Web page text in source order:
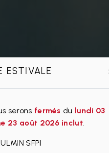
ESTIVALE
serons fermés du lundi 03
23 août 2026 inclut.
SFPI